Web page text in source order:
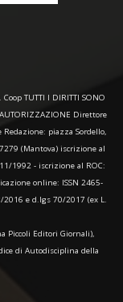
TUTTI I DIRITTI SONO
AUTORIZZAZIONE Direttore
piazza Sordello,
(Mantova) iscrizione al
1992 - iscrizione al ROC:
online: ISSN 2465-
e d.lgs 70/2017 (ex L.
Piccoli Editori Giornali),
di Autodisciplina della